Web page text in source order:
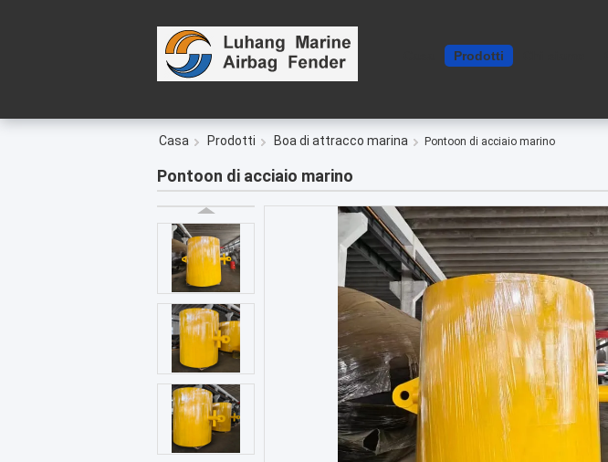
Prodotti
Casa Prodotti Boa di attracco marina Pontoon di acciaio marino
Pontoon di acciaio marino